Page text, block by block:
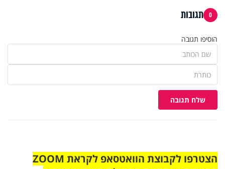
0 תגובות
הוסיפו תגובה
שלח תגובה
הצטרפו לקבוצת הוואטסאפ לקראת ZOOM